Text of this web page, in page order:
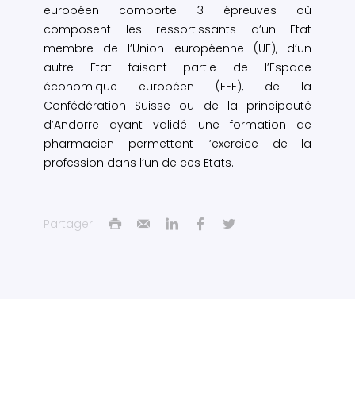
européen comporte 3 épreuves où
composent les ressortissants d’un Etat
membre de l’Union européenne (UE), d’un
autre Etat faisant partie de l’Espace
économique européen (EEE), de la
Confédération Suisse ou de la principauté
d’Andorre ayant validé une formation de
pharmacien permettant l’exercice de la
profession dans l’un de ces Etats.
Partager